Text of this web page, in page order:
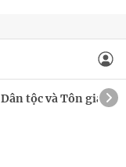
Dân tộc và Tôn giáo